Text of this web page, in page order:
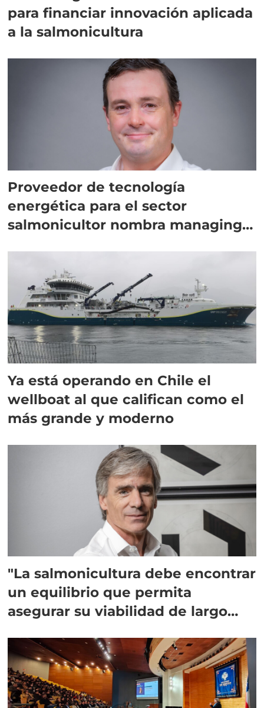
para financiar innovación aplicada
a la salmonicultura
Proveedor de tecnología
energética para el sector
salmonicultor nombra managing
Ya está operando en Chile el
wellboat al que califican como el
más grande y moderno
"La salmonicultura debe encontrar
un equilibrio que permita
asegurar su viabilidad de largo